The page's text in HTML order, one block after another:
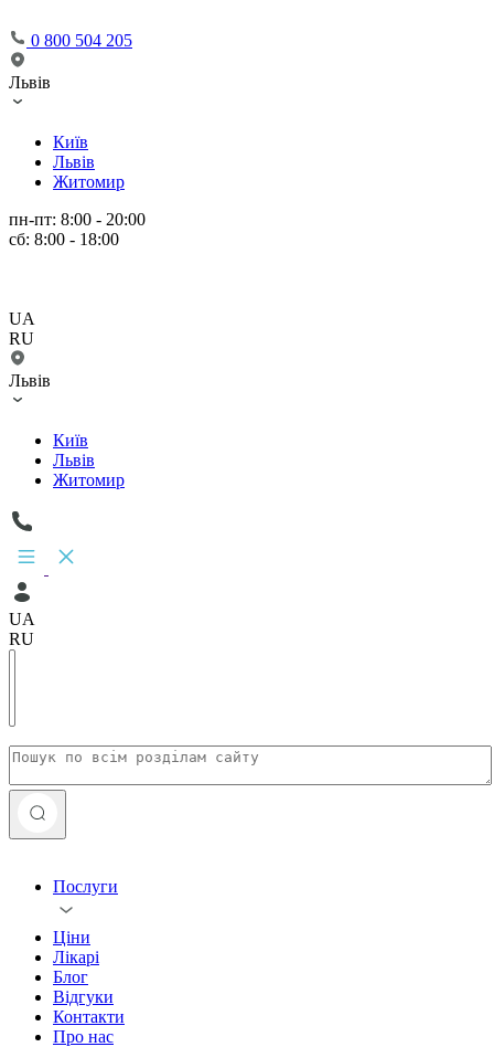
0 800 504 205
Львів
Київ
Львів
Житомир
пн-пт: 8:00 - 20:00
сб: 8:00 - 18:00
UA
RU
Львів
Київ
Львів
Житомир
UA
RU
Послуги
Ціни
Лікарі
Блог
Відгуки
Контакти
Про нас